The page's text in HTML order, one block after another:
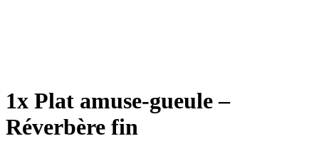
1x Plat amuse-gueule –
Réverbère fin